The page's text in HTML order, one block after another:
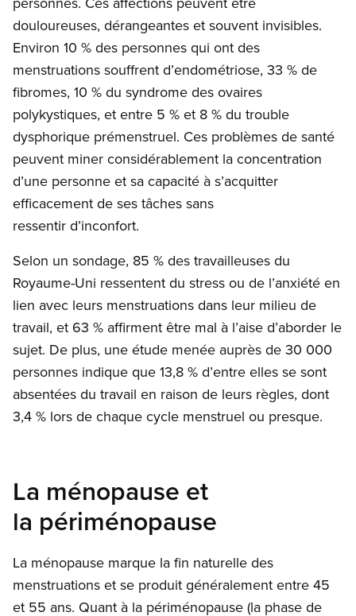
douloureuses, dérangeantes et souvent invisibles.
Environ 10 % des personnes qui ont des
menstruations souffrent d’endométriose, 33 % de
fibromes, 10 % du syndrome des ovaires
polykystiques, et entre 5 % et 8 % du trouble
dysphorique prémenstruel. Ces problèmes de santé
peuvent miner considérablement la concentration
d’une personne et sa capacité à s’acquitter
efficacement de ses tâches sans
ressentir d’inconfort.
Selon un sondage, 85 % des travailleuses du
Royaume-Uni ressentent du stress ou de l’anxiété en
lien avec leurs menstruations dans leur milieu de
travail, et 63 % affirment être mal à l’aise d’aborder le
sujet. De plus, une étude menée auprès de 30 000
personnes indique que 13,8 % d’entre elles se sont
absentées du travail en raison de leurs règles, dont
3,4 % lors de chaque cycle menstruel ou presque.
La ménopause et
la périménopause
La ménopause marque la fin naturelle des
menstruations et se produit généralement entre 45
et 55 ans. Quant à la périménopause (la phase de